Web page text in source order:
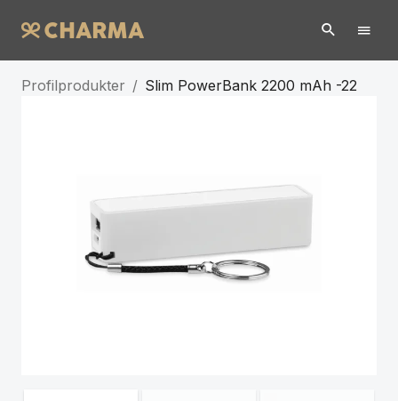
Profilprodukter / Slim PowerBank 2200 mAh -22